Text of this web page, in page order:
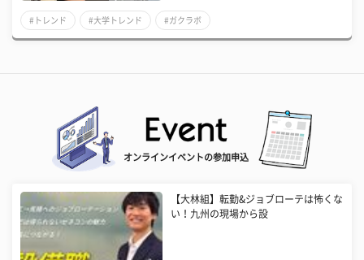
#トレンド #大学トレンド #ガクラボ
オンラインイベントの参加申込
【大林組】転勤&ジョブローテは怖くな
い！九州の現場から設